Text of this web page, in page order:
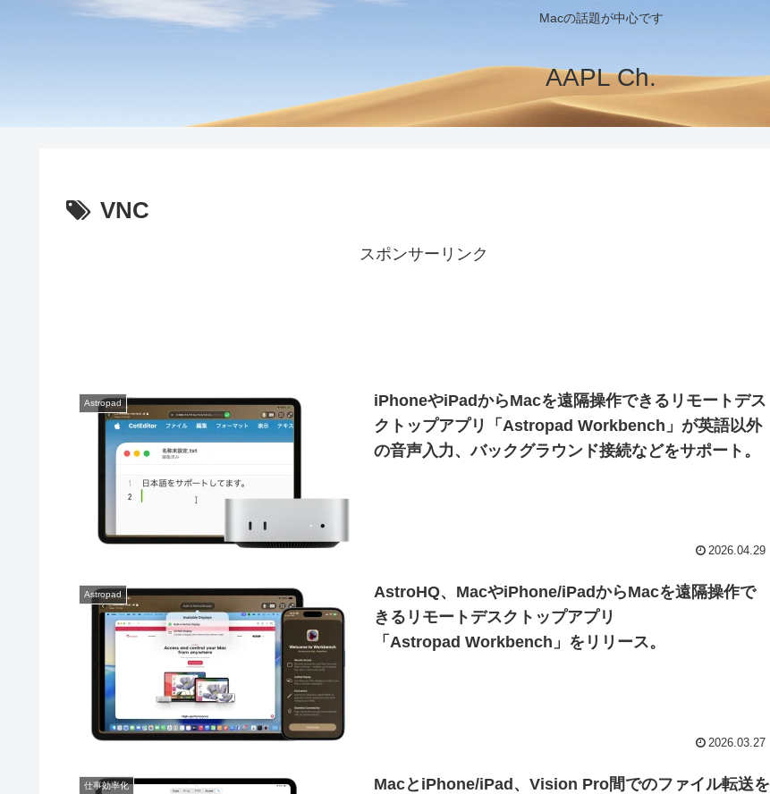
Macの話題が中心です
AAPL Ch.
VNC
スポンサーリンク
Astropad
iPhoneやiPadからMacを遠隔操作できるリモートデス
クトップアプリ「Astropad Workbench」が英語以外
の音声入力、バックグラウンド接続などをサポート。
2026.04.29
Astropad
AstroHQ、MacやiPhone/iPadからMacを遠隔操作で
きるリモートデスクトップアプリ
「Astropad Workbench」をリリース。
2026.03.27
仕事効率化
MacとiPhone/iPad、Vision Pro間でのファイル転送を